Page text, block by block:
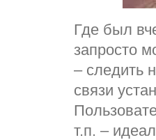
Где был
запросто
– следить
связи
т.п. –